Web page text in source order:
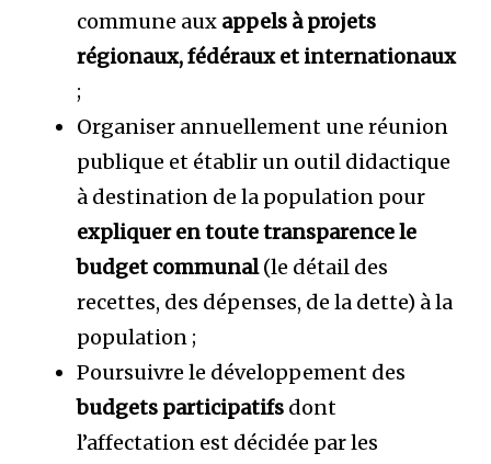
commune aux appels à projets
régionaux, fédéraux et internationaux
;
Organiser annuellement une réunion
publique et établir un outil didactique
à destination de la population pour
expliquer en toute transparence le
budget communal(le détail des
recettes, des dépenses, de la dette) à la
population ;
Poursuivre le développement des
budgets participatifs dont
l’affectation est décidée par les